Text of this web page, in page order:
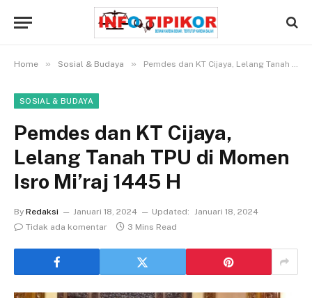
Home » Sosial & Budaya » Pemdes dan KT Cijaya, Lelang Tanah TPU di Momen Isro Mi’raj 1445 H
SOSIAL & BUDAYA
Pemdes dan KT Cijaya,
Lelang Tanah TPU di Momen
Isro Mi’raj 1445 H
By Redaksi Januari 18, 2024 Updated: Januari 18, 2024
Tidak ada komentar
3 Mins Read